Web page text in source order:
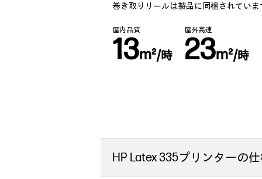
巻き取りリールは製品に同梱されていま
屋内品質
13m²/時
屋外高速
23m²/時
HP Latex 335プリンターの